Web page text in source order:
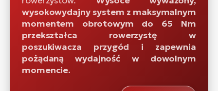
wysokowydajny system z maksymalnym
momentem obrotowym do 65 Nm
przekształca rowerzystę w
poszukiwacza przygód i zapewnia
pożądaną wydajność w dowolnym
momencie.